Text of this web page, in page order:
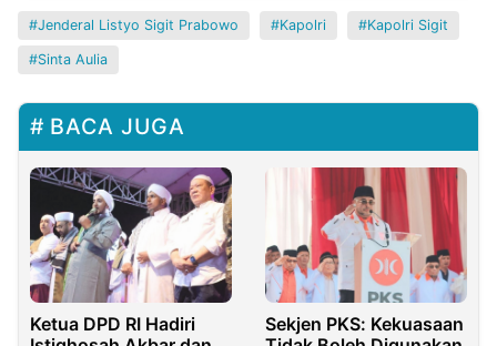
Jenderal Listyo Sigit Prabowo Kapolri Kapolri Sigit
Sinta Aulia
BACA JUGA
Ketua DPD RI Hadiri
Sekjen PKS: Kekuasaan